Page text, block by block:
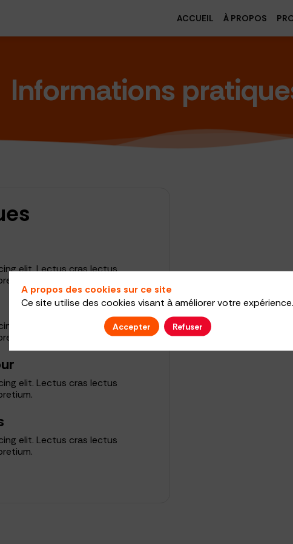
ACCUEIL À PROPOS
Informations
elit. Lectus cras lectus
elit. Lectus cras lectus
elit. Lectus cras lectus
elit. Lectus cras lectus
A propos des cookies sur ce site
Ce site utilise des cookies visant à améliorer votre expérience.
Accepter Refuser